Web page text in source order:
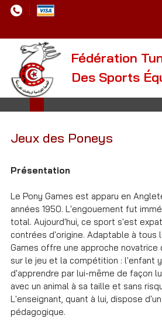
Fédération
Des Sports
Jeux des Poneys
Présentation
Le Pony Games est apparu en
années 1950. L'engouement fut
total. Aujourd'hui, ce sport s'est
contrées d'origine. Adaptable à tous
Games offre une approche
sur le jeu et la compétition : l'enfant
d'apprendre par lui-même de façon
avec un animal à sa taille et sans
L'enseignant, quant à lui, dispose
pédagogique.